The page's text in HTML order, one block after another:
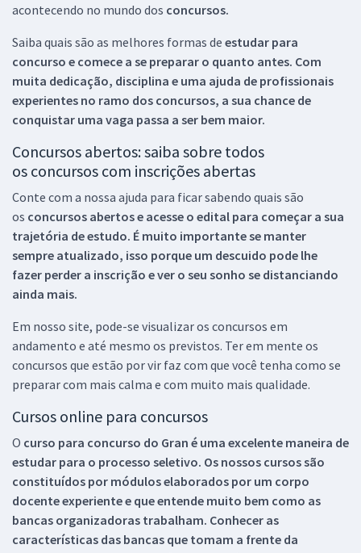
acontecendo no mundo dos concursos.
Saiba quais são as melhores formas de estudar para
concurso e comece a se preparar o quanto antes. Com
muita dedicação, disciplina e uma ajuda de profissionais
experientes no ramo dos concursos, a sua chance de
conquistar uma vaga passa a ser bem maior.
Concursos abertos: saiba sobre todos
os concursos com inscrições abertas
Conte com a nossa ajuda para ficar sabendo quais são
os concursos abertos e acesse o edital para começar a sua
trajetória de estudo. É muito importante se manter
sempre atualizado, isso porque um descuido pode lhe
fazer perder a inscrição e ver o seu sonho se distanciando
ainda mais.
Em nosso site, pode-se visualizar os concursos em
andamento e até mesmo os previstos. Ter em mente os
concursos que estão por vir faz com que você tenha como se
preparar com mais calma e com muito mais qualidade.
Cursos online para concursos
O curso para concurso do Gran é uma excelente maneira de
estudar para o processo seletivo. Os nossos cursos são
constituídos por módulos elaborados por um corpo
docente experiente e que entende muito bem como as
bancas organizadoras trabalham. Conhecer as
características das bancas que tomam a frente da